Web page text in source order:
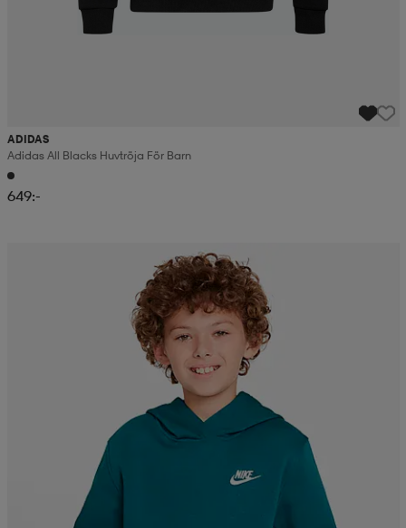
ADIDAS
Adidas All Blacks Huvtröja För Barn
649:-